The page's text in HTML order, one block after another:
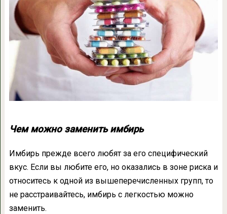
Чем можно заменить имбирь
Имбирь прежде всего любят за его специфический
вкус. Если вы любите его, но оказались в зоне риска и
относитесь к одной из вышеперечисленных групп, то
не расстраивайтесь, имбирь с легкостью можно
заменить.